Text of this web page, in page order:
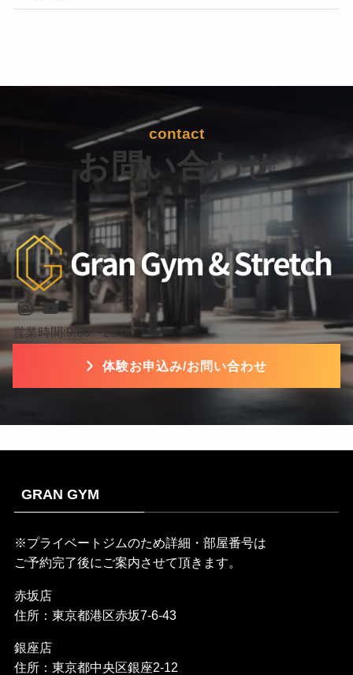
contact
お問い合わせ
Instagram
YouTube
営業時間:9:00〜22:00
体験お申込み/お問い合わせ
GRAN GYM
※プライベートジムのため詳細・部屋番号は
ご予約完了後にご案内させて頂きます。
赤坂店
住所：東京都港区赤坂7-6-43
銀座店
住所：東京都中央区銀座2-12